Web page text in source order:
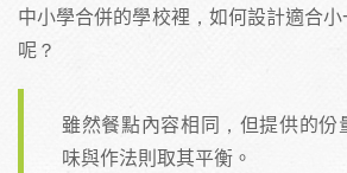
中小學合併的學校裡，如何設計適合
呢？
雖然餐點內容相同，但提供的份
味與作法則取其平衡。